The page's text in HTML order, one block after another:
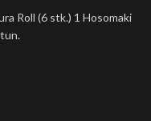
Roll (6 stk.) 1 Hosomaki